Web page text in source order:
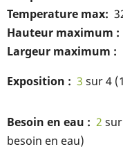
Temperature max
Hauteur maximum
Largeur maximum
Exposition
3 sur 4
Besoin en eau 2
besoin en eau)